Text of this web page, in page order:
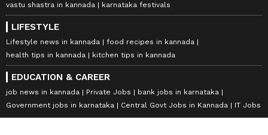
vastu shastra in kannada
karnataka festivals
LIFESTYLE
Lifestyle news in kannada
food recipes in kannada
health tips in kannada
kitchen tips in kannada
EDUCATION & CAREER
job news in kannada Private Jobs
bank jobs in karnataka
Government jobs in karnataka
Central Govt Jobs in Kannada IT Jobs